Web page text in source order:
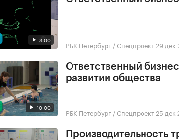
3:00 РБК Петербург / Спецпроект 29 дек
10:00
Ответственный
развитии общества
РБК Петербург / Спецпроект 25 дек
Производительность